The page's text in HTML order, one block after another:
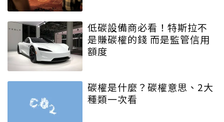
低碳設備商必看！特斯拉不
是賺碳權的錢 而是監管信用
額度
碳權是什麼？碳權意思、2大
種類一次看